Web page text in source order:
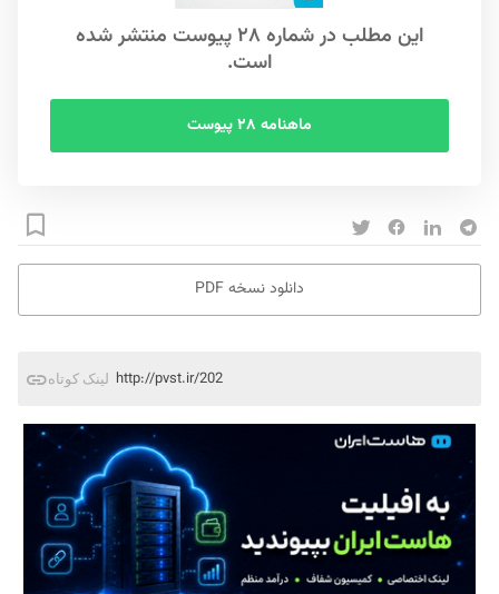
این مطلب در شماره ۲۸ پیوست منتشر شده
است.
ماهنامه ۲۸ پیوست
دانلود نسخه PDF
لینک کوتاه http://pvst.ir/202